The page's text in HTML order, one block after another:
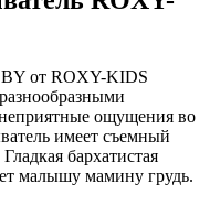
от ROXY-KIDS
ощущения во
имеет съемный
бархатистая
малышу мамину грудь.